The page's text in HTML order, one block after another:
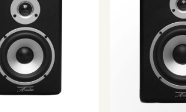
om de perfecte klank te
met directe toegang
bladeren. De